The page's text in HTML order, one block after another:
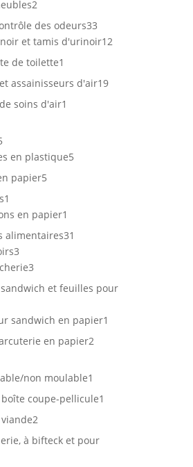
22
produits
des odeurs3333
produits
et tamis d'urinoir1212
de toilette1
produit
assainisseurs d'air1919
soins d'air1
5
produits
en plastique55
papier55
1
produit
en papier1
produit
alimentaires31
33
produits
33
produitset feuilles pour
sandwich en papier1
en papier22
non moulable1
produit
coupe-pellicule1
22
produits
à bifteck et pour